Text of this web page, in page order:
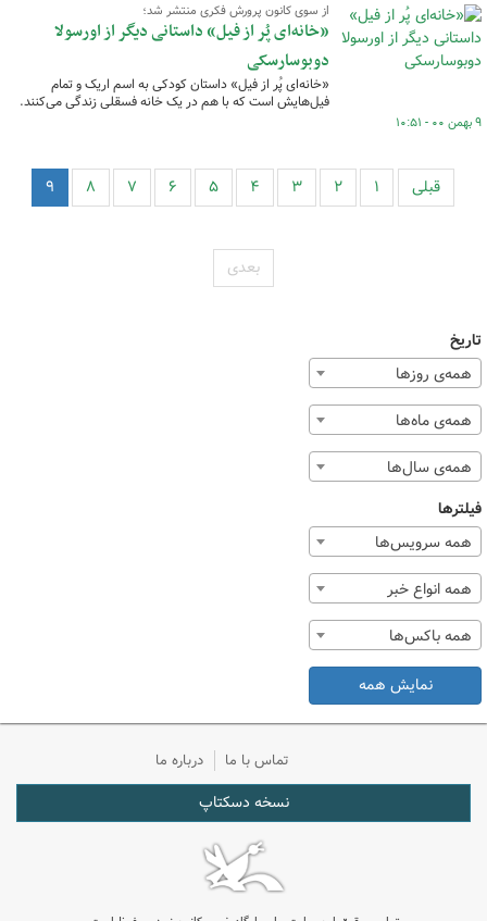
از سوی کانون پرورش فکری منتشر شد؛
«خانه‌ای پُر از فیل» داستانی دیگر از اورسولا
دوبوسارسکی
«خانه‌ای پُر از فیل» داستان کودکی به اسم اریک و تمام
فیل‌هایش است که با هم در یک خانه فسقلی زندگی می‌کنند.
۹ بهمن ۰۰ - ۱۰:۵۱
قبلی ۱ ۲ ۳ ۴ ۵ ۶ ۷ ۸ ۹
بعدی
تاریخ
همه‌ی روزها
همه‌ی ماه‌ها
همه‌ی سال‌ها
فیلترها
همه سرویس‌ها
همه انواع خبر
همه باکس‌ها
نمایش همه
تماس با ما درباره ما
نسخه دسکتاپ